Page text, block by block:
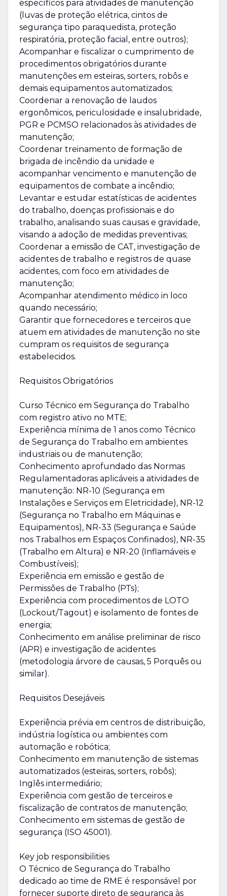
específicos para atividades de manutenção
(luvas de proteção elétrica, cintos de
segurança tipo paraquedista, proteção
respiratória, proteção facial, entre outros);
Acompanhar e fiscalizar o cumprimento de
procedimentos obrigatórios durante
manutenções em esteiras, sorters, robôs e
demais equipamentos automatizados;
Coordenar a renovação de laudos
ergonômicos, periculosidade e insalubridade,
PGR e PCMSO relacionados às atividades de
manutenção;
Coordenar treinamento de formação de
brigada de incêndio da unidade e
acompanhar vencimento e manutenção de
equipamentos de combate a incêndio;
Levantar e estudar estatísticas de acidentes
do trabalho, doenças profissionais e do
trabalho, analisando suas causas e gravidade,
visando a adoção de medidas preventivas;
Coordenar a emissão de CAT, investigação de
acidentes de trabalho e registros de quase
acidentes, com foco em atividades de
manutenção;
Acompanhar atendimento médico in loco
quando necessário;
Garantir que fornecedores e terceiros que
atuem em atividades de manutenção no site
cumpram os requisitos de segurança
estabelecidos.
Requisitos Obrigatórios
Curso Técnico em Segurança do Trabalho
com registro ativo no MTE;
Experiência mínima de 1 anos como Técnico
de Segurança do Trabalho em ambientes
industriais ou de manutenção;
Conhecimento aprofundado das Normas
Regulamentadoras aplicáveis a atividades de
manutenção: NR-10 (Segurança em
Instalações e Serviços em Eletricidade), NR-12
(Segurança no Trabalho em Máquinas e
Equipamentos), NR-33 (Segurança e Saúde
nos Trabalhos em Espaços Confinados), NR-35
(Trabalho em Altura) e NR-20 (Inflamáveis e
Combustíveis);
Experiência em emissão e gestão de
Permissões de Trabalho (PTs);
Experiência com procedimentos de LOTO
(Lockout/Tagout) e isolamento de fontes de
energia;
Conhecimento em análise preliminar de risco
(APR) e investigação de acidentes
(metodologia árvore de causas, 5 Porquês ou
similar).
Requisitos Desejáveis
Experiência prévia em centros de distribuição,
indústria logística ou ambientes com
automação e robótica;
Conhecimento em manutenção de sistemas
automatizados (esteiras, sorters, robôs);
Inglês intermediário;
Experiência com gestão de terceiros e
fiscalização de contratos de manutenção;
Conhecimento em sistemas de gestão de
segurança (ISO 45001).
Key job responsibilities
O Técnico de Segurança do Trabalho
dedicado ao time de RME é responsável por
fornecer suporte direto de segurança às